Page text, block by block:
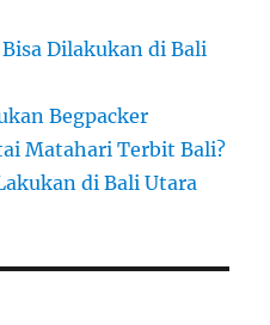
Dilakukan di Bali
Begpacker
Matahari Terbit Bali?
di Bali Utara